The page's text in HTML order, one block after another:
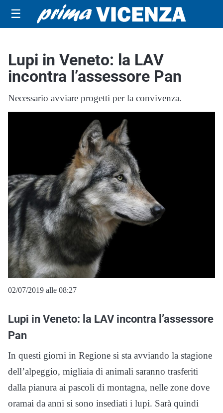
☰
Lupi in Veneto: la LAV
incontra l’assessore Pan
Necessario avviare progetti per la convivenza.
02/07/2019 alle 08:27
Lupi in Veneto: la LAV incontra l’assessore
Pan
In questi giorni in Regione si sta avviando la stagione
dell’alpeggio, migliaia di animali saranno trasferiti
dalla pianura ai pascoli di montagna, nelle zone dove
oramai da anni si sono insediati i lupi. Sarà quindi